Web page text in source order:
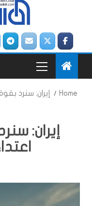
Home إيران: سنرد
إيران: